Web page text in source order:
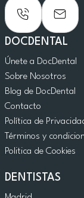
DOCDENTAL
Únete a DocDental
Sobre Nosotros
Blog de DocDental
Contacto
Política de
Términos y
Politica de Cookies
DENTISTAS